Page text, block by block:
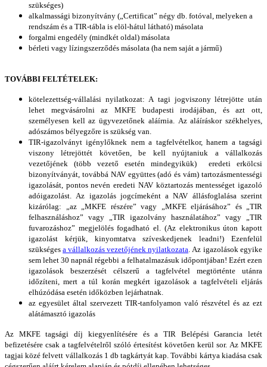
szükséges)
alkalmassági bizonyítvány („Certificat” négy db. fotóval, melyeken a
rendszám és a TIR-tábla is elöl-hátul látható) másolata
forgalmi engedély (mindkét oldal) másolata
bérleti vagy lízingszerződés másolata (ha nem saját a jármű)
TOVÁBBI FELTÉTELEK:
kötelezettség-vállalási nyilatkozat: A tagi jogviszony létrejötte után
lehet megvásárolni az MKFE budapesti irodájában, és azt ott,
személyesen kell az ügyvezetőnek aláírnia. Az aláíráskor székhelyes,
adószámos bélyegzőre is szükség van.
TIR-igazolványt igénylőknek nem a tagfelvételkor, hanem a tagsági
viszony létrejöttét követően, be kell nyújtaniuk a vállalkozás
vezetőjének (több vezető esetén mindegyikük) eredeti erkölcsi
bizonyítványát, továbbá NAV együttes (adó és vám) tartozásmentességi
igazolását, pontos nevén eredeti NAV köztartozás mentességet igazoló
adóigazolást. Az igazolás jogcímeként a NAV állásfoglalása szerint
kizárólag: „az „MKFE részére” vagy „MKFE eljárásához” és „TIR
felhasználáshoz” vagy „TIR igazolvány használatához” vagy „TIR
fuvarozáshoz” megjelölés fogadható el. (Az elektronikus úton kapott
igazolást kérjük, kinyomtatva szíveskedjenek leadni!) Ezenfelül
szükséges a vállalkozás vezetőjének nyilatkozata. Az igazolások egyike
sem lehet 30 napnál régebbi a felhatalmazásuk időpontjában! Ezért ezen
igazolások beszerzését célszerű a tagfelvétel megtörténte utánra
időzíteni, mert a túl korán megkért igazolások a tagfelvételi eljárás
elhúzódása esetén időközben lejárhatnak.
az egyesület által szervezett TIR-tanfolyamon való részvétel és az ezt
alátámasztó igazolás
Az MKFE tagsági díj kiegyenlítésére és a TIR Belépési Garancia letét
befizetésére csak a tagfelvételről szóló értesítést követően kerül sor. Az MKFE
tagjai közé felvett vállalkozás 1 db tagkártyát kap. További kártya kiadása csak